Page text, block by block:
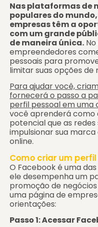
Nas plataformas de
populares do
empresas têm a
com um grande
de maneira única.
empreendedores
pessoais para
limitar suas opções
Para ajudar você,
fornecerá o passo a
perfil pessoal em
você aprenderá como
potencial que as
impulsionar sua
online.
Como criar um
O Facebook é uma
ele desempenha um
promoção de
uma página de
orientações:
Passo 1: Acessar